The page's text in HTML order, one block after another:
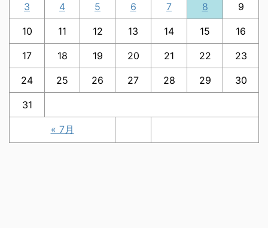
« 7月
3 4 5 6 7 8 9
10 11 12 13 14 15 16
17 18 19 20 21 22 23
24 25 26 27 28 29 30
31